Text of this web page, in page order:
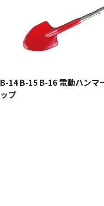
B-14 B-15 B-16 電動ハンマ
ップ